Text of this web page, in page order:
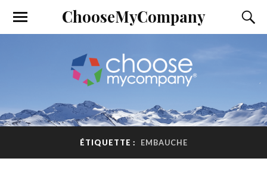
ChooseMyCompany
ÉTIQUETTE : EMBAUCHE